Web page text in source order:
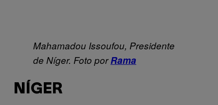
Mahamadou Issoufou, Presidente
de Níger. Foto por Rama
NÍGER